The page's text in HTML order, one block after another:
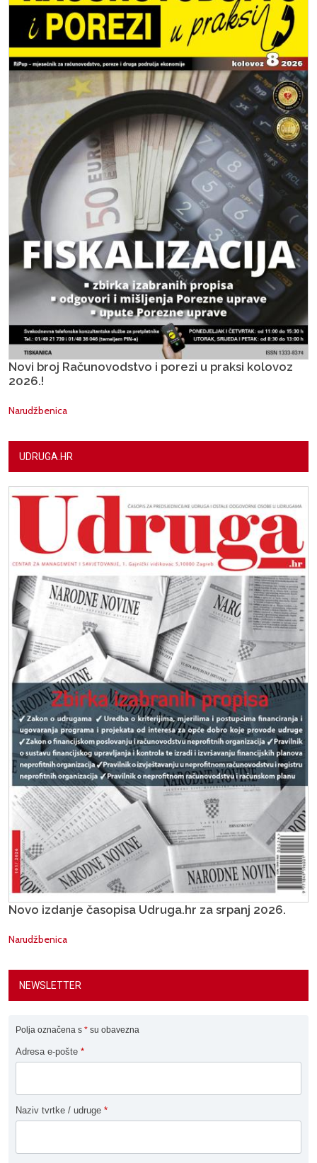
Novi broj Računovodstvo i porezi u praksi kolovoz
2026.!
Narudžbenica
UDRUGA.HR
Novo izdanje časopisa Udruga.hr za srpanj 2026.
Narudžbenica
NEWSLETTER
Polja označena s * su obavezna
Adresa e-pošte *
Naziv tvrtke / udruge *